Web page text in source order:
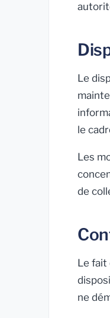
Le
le
Les
de
Le fait
ne